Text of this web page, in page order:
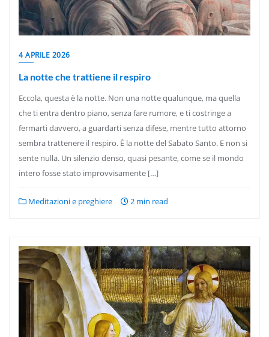
4 APRILE 2026
La notte che trattiene il respiro
Eccola, questa è la notte. Non una notte qualunque, ma quella
che ti entra dentro piano, senza fare rumore, e ti costringe a
fermarti davvero, a guardarti senza difese, mentre tutto attorno
sembra trattenere il respiro. È la notte del Sabato Santo. E non si
sente nulla. Un silenzio denso, quasi pesante, come se il mondo
intero fosse stato improvvisamente […]
Meditazioni e preghiere 2 min read